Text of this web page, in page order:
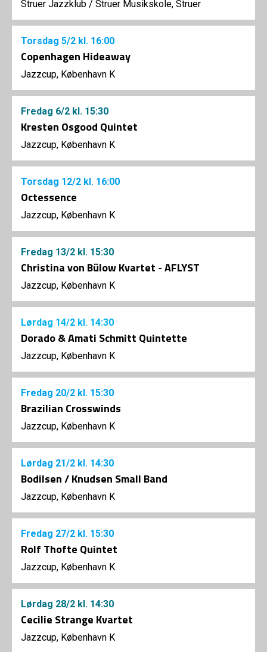
Struer Jazzklub / Struer Musikskole, Struer
Torsdag 5/2 kl. 16:00
Copenhagen Hideaway
Jazzcup, København K
Fredag 6/2 kl. 15:30
Kresten Osgood Quintet
Jazzcup, København K
Torsdag 12/2 kl. 16:00
Octessence
Jazzcup, København K
Fredag 13/2 kl. 15:30
Christina von Bülow Kvartet - AFLYST
Jazzcup, København K
Lørdag 14/2 kl. 14:30
Dorado & Amati Schmitt Quintette
Jazzcup, København K
Fredag 20/2 kl. 15:30
Brazilian Crosswinds
Jazzcup, København K
Lørdag 21/2 kl. 14:30
Bodilsen / Knudsen Small Band
Jazzcup, København K
Fredag 27/2 kl. 15:30
Rolf Thofte Quintet
Jazzcup, København K
Lørdag 28/2 kl. 14:30
Cecilie Strange Kvartet
Jazzcup, København K